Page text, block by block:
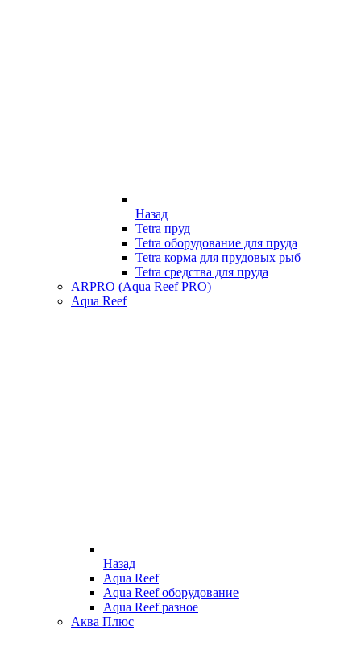
Назад
Tetra пруд
Tetra оборудование для пруда
Tetra корма для прудовых рыб
Tetra средства для пруда
ARPRO (Aqua Reef PRO)
Aqua Reef
Назад
Aqua Reef
Aqua Reef оборудование
Aqua Reef разное
Аква Плюс